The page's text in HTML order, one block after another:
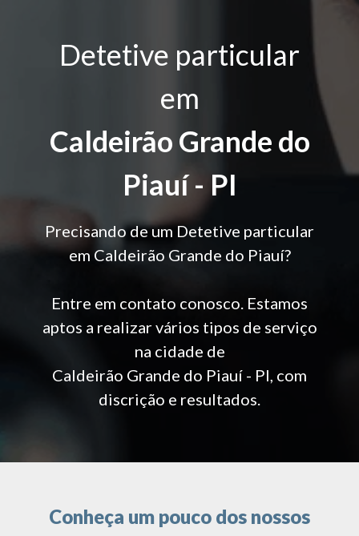
Detetive particular
em
Caldeirão Grande do
Piauí - PI
Precisando de um Detetive particular
em Caldeirão Grande do Piauí?
Entre em contato conosco. Estamos
aptos a realizar vários tipos de serviço
na cidade de
Caldeirão Grande do Piauí - PI, com
discrição e resultados.
Conheça um pouco dos nossos